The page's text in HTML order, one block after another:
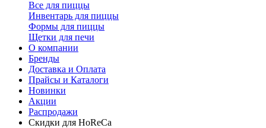
Все для пиццы
Инвентарь для пиццы
Формы для пиццы
Щетки для печи
О компании
Бренды
Доставка и Оплата
Прайсы и Каталоги
Новинки
Акции
Распродажи
Скидки для HoReCa